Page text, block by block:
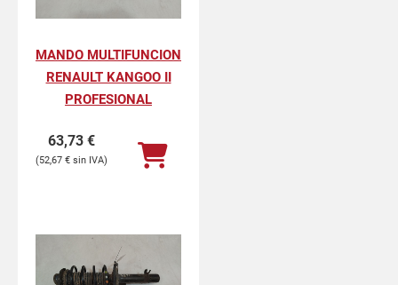
MANDO MULTIFUNCION
RENAULT KANGOO II
PROFESIONAL
63,73 €
52,67 €